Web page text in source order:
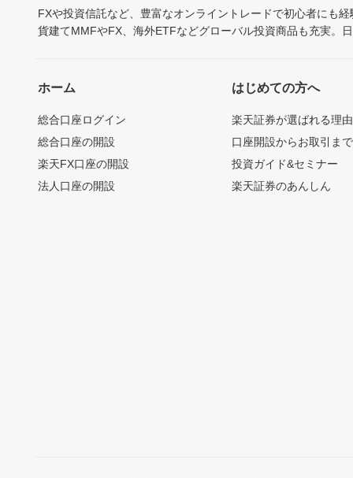
FXや投資信託など、豊富なオンライントレードで初心者にも
貨建てMMFやFX、海外ETFなどグローバル投資商品も充実。
ホーム
総合口座ログイン
総合口座の開設
楽天FX口座の開設
法人口座の開設
はじめての方へ
楽天証券が選ばれる理由
口座開設からお取引ま
投資ガイド&セミナー
楽天証券のあんしん